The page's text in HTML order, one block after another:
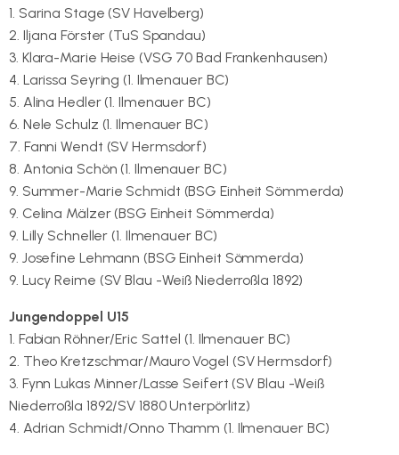
1. Sarina Stage (SV Havelberg)
2. Iljana Förster (TuS Spandau)
3. Klara-Marie Heise (VSG 70 Bad Frankenhausen)
4. Larissa Seyring (1. Ilmenauer BC)
5. Alina Hedler (1. Ilmenauer BC)
6. Nele Schulz (1. Ilmenauer BC)
7. Fanni Wendt (SV Hermsdorf)
8. Antonia Schön (1. Ilmenauer BC)
9. Summer-Marie Schmidt (BSG Einheit Sömmerda)
9. Celina Mälzer (BSG Einheit Sömmerda)
9. Lilly Schneller (1. Ilmenauer BC)
9. Josefine Lehmann (BSG Einheit Sömmerda)
9. Lucy Reime (SV Blau -Weiß Niederroßla 1892)
Jungendoppel U15
1. Fabian Röhner/Eric Sattel (1. Ilmenauer BC)
2. Theo Kretzschmar/Mauro Vogel (SV Hermsdorf)
3. Fynn Lukas Minner/Lasse Seifert (SV Blau -Weiß
Niederroßla 1892/SV 1880 Unterpörlitz)
4. Adrian Schmidt/Onno Thamm (1. Ilmenauer BC)